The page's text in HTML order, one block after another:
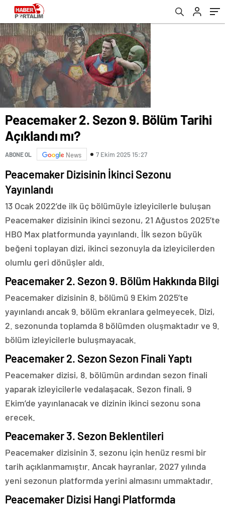
Peacemaker 2. Sezon 9. Bölüm Tarihi
Açıklandı mı?
ABONE OL News 7 Ekim 2025 15:27
Peacemaker Dizisinin İkinci Sezonu
Yayınlandı
13 Ocak 2022’de ilk üç bölümüyle izleyicilerle buluşan
Peacemaker dizisinin ikinci sezonu, 21 Ağustos 2025’te
HBO Max platformunda yayınlandı. İlk sezon büyük
beğeni toplayan dizi, ikinci sezonuyla da izleyicilerden
olumlu geri dönüşler aldı.
Peacemaker 2. Sezon 9. Bölüm Hakkında Bilgi
Peacemaker dizisinin 8. bölümü 9 Ekim 2025’te
yayınlandı ancak 9. bölüm ekranlara gelmeyecek. Dizi,
2. sezonunda toplamda 8 bölümden oluşmaktadır ve 9.
bölüm izleyicilerle buluşmayacak.
Peacemaker 2. Sezon Sezon Finali Yaptı
Peacemaker dizisi, 8. bölümün ardından sezon finali
yaparak izleyicilerle vedalaşacak. Sezon finali, 9
Ekim’de yayınlanacak ve dizinin ikinci sezonu sona
erecek.
Peacemaker 3. Sezon Beklentileri
Peacemaker dizisinin 3. sezonu için henüz resmi bir
tarih açıklanmamıştır. Ancak hayranlar, 2027 yılında
yeni sezonun platformda yerini almasını ummaktadır.
Peacemaker Dizisi Hangi Platformda